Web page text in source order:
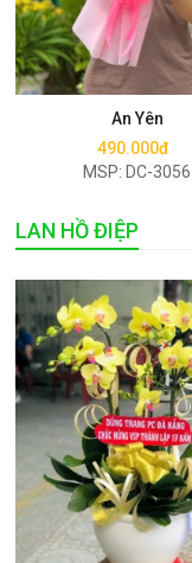
An Yên
490.000đ
MSP: DC-3056
Mua ngay
LAN HỒ ĐIỆP